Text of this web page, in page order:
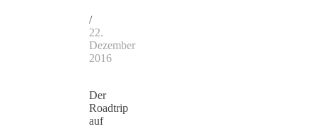
/
22.
Dezember
2016
Der
Roadtrip
auf